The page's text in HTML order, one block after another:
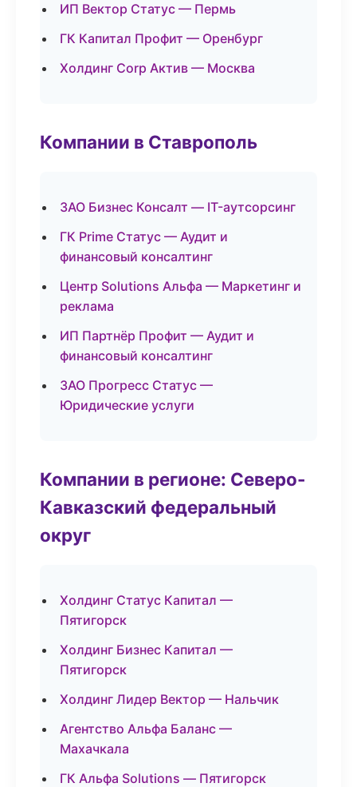
ИП Вектор Статус — Пермь
ГК Капитал Профит — Оренбург
Холдинг Corp Актив — Москва
Компании в Ставрополь
ЗАО Бизнес Консалт — IT-аутсорсинг
ГК Prime Статус — Аудит и
финансовый консалтинг
Центр Solutions Альфа — Маркетинг и
реклама
ИП Партнёр Профит — Аудит и
финансовый консалтинг
ЗАО Прогресс Статус —
Юридические услуги
Компании в регионе: Северо-
Кавказский федеральный
округ
Холдинг Статус Капитал —
Пятигорск
Холдинг Бизнес Капитал —
Пятигорск
Холдинг Лидер Вектор — Нальчик
Агентство Альфа Баланс —
Махачкала
ГК Альфа Solutions — Пятигорск